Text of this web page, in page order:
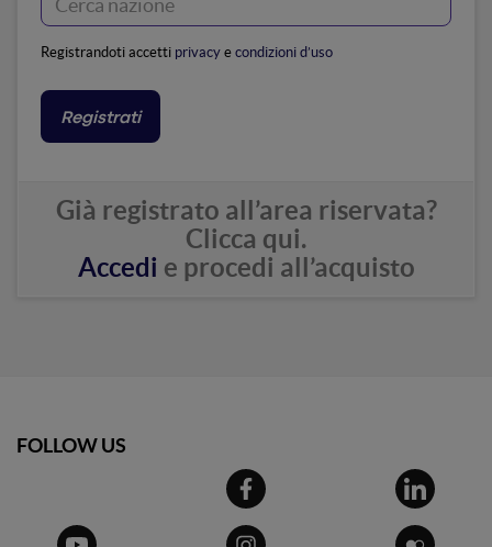
Registrandoti accetti privacy e condizioni d’uso
Registrati
Già registrato all’area riservata?
Clicca qui.
Accedi e procedi all’acquisto
Password
FOLLOW US